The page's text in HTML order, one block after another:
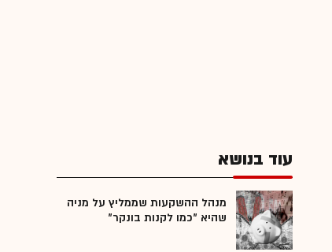
עוד בנושא
מנהל ההשקעות שממליץ על מניה
שהיא "כמו לקנות בונקר"